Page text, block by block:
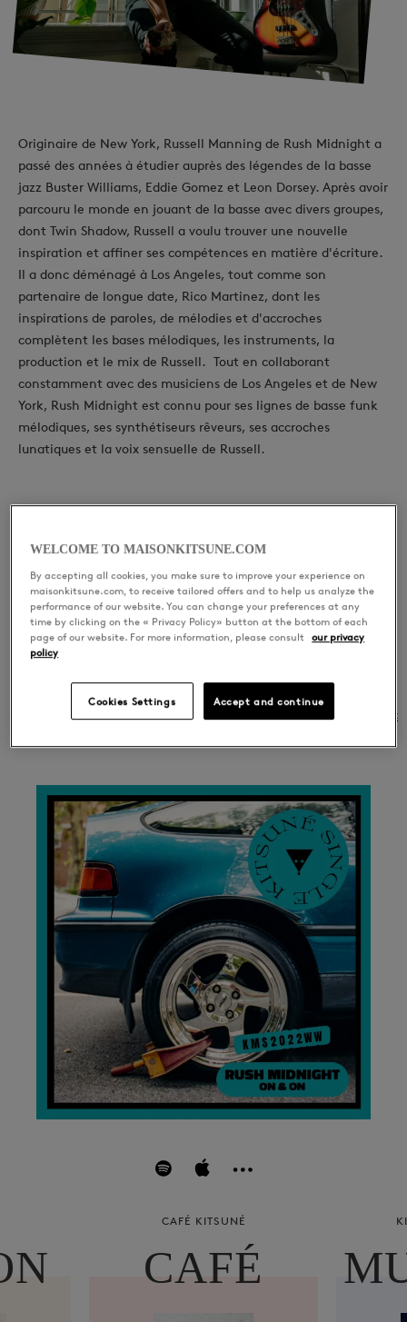
Originaire de New York, Russell Manning de Rush Midnight a
passé des années à étudier auprès des légendes de la basse
jazz Buster Williams, Eddie Gomez et Leon Dorsey. Après avoir
parcouru le monde en jouant de la basse avec divers groupes,
dont Twin Shadow, Russell a voulu trouver une nouvelle
inspiration et affiner ses compétences en matière d'écriture.
Il a donc déménagé à Los Angeles, tout comme son
partenaire de longue date, Rico Martinez, dont les
inspirations de paroles, de mélodies et d'accroches
complètent les bases mélodiques, les instruments, la
production et le mix de Russell. Tout en collaborant
constamment avec des musiciens de Los Angeles et de New
York, Rush Midnight est connu pour ses lignes de basse funk
mélodiques, ses synthétiseurs rêveurs, ses accroches
lunatiques et la voix sensuelle de Russell.
DERNIÈRES RELEASES
Rush Midnight - On &
On
Rush Midnight
CAFÉ KITSUNÉ
CAFÉ
WELCOME TO MAISONKITSUNE.COM
By accepting all cookies, you make sure to improve your experience on
maisonkitsune.com, to receive tailored offers and to help us analyze the
performance of our website. You can change your preferences at any
time by clicking on the « Privacy Policy» button at the bottom of each
page of our website. For more information, please consult
our privacy
policy
Cookies Settings Accept and continue